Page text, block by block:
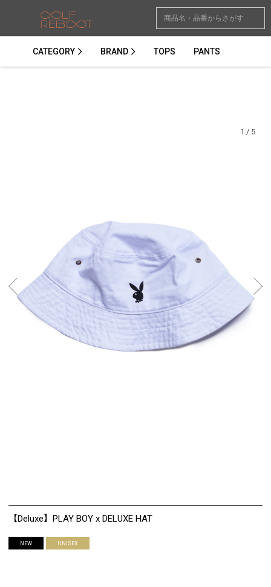
CATEGORY BRAND TOPS PANTS
1 / 5
【Deluxe】PLAY BOY x DELUXE HAT
NEW UNISEX